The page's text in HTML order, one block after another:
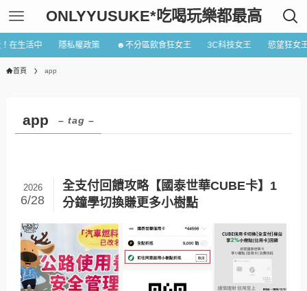
ONLYYUSUKE*吃喝玩樂都最高
在生活中 隱私權政策 ☻不分區飲食狂女王 3C科技女王 慾望狂女
首頁 app
app – tag –
全支付回饋攻略【國泰世華CUBE卡】1
分鐘學切換賺更多小樹點
2026
6/28